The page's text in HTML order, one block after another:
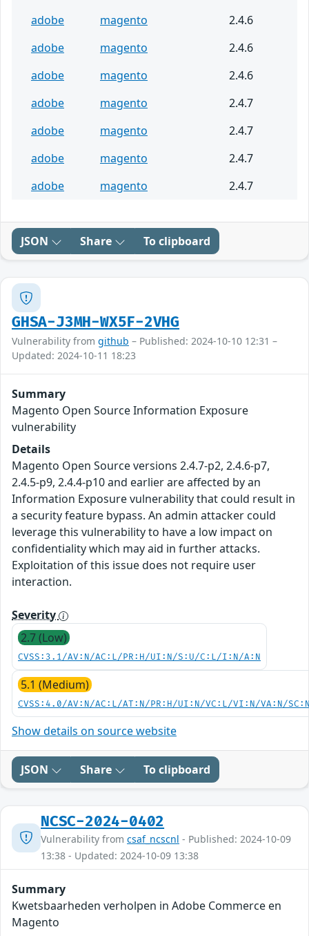
adobe
magento
2.4.6
adobe
magento
2.4.6
adobe
magento
2.4.6
adobe
magento
2.4.7
adobe
magento
2.4.7
adobe
magento
2.4.7
adobe
magento 2.4.7
JSON Share To clipboard
GHSA-J3MH-WX5F-2VHG
Vulnerability from github – Published: 2024-10-10 12:31 –
Updated: 2024-10-11 18:23
Summary
Magento Open Source Information Exposure
vulnerability
Details
Magento Open Source versions 2.4.7-p2, 2.4.6-p7,
2.4.5-p9, 2.4.4-p10 and earlier are affected by an
Information Exposure vulnerability that could result in
a security feature bypass. An admin attacker could
leverage this vulnerability to have a low impact on
confidentiality which may aid in further attacks.
Exploitation of this issue does not require user
interaction.
Severity
2.7 (Low)
CVSS:3.1/AV:N/AC:L/PR:H/UI:N/S:U/C:L/I:N/A:N
5.1 (Medium)
CVSS:4.0/AV:N/AC:L/AT:N/PR:H/UI:N/VC:L/VI:N/VA:N/
Show details on source website
JSON Share To clipboard
NCSC-2024-0402
Vulnerability from csaf_ncscnl - Published: 2024-10-09
13:38 - Updated: 2024-10-09 13:38
Summary
Kwetsbaarheden verholpen in Adobe Commerce en
Magento